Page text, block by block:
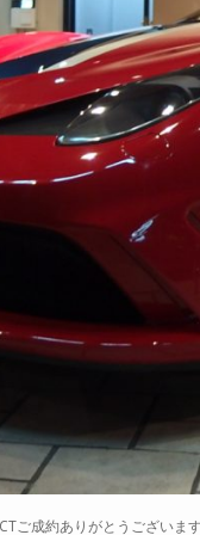
ご成約ありがとうございま